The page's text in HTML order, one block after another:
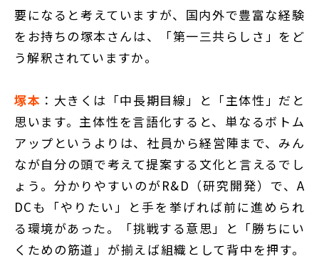
要になると考えていますが、国内外で豊富な経験
をお持ちの塚本さんは、「第一三共らしさ」をど
う解釈されていますか。
塚本 ：大きくは「中長期目線」と「主体性」だと
思います。主体性を言語化すると、単なるボトム
アップというよりは、社員から経営陣まで、みん
なが自分の頭で考えて提案する文化と言えるでし
ょう。分かりやすいのがR&D（研究開発）で、A
DCも「やりたい」と手を挙げれば前に進められ
る環境があった。「挑戦する意思」と「勝ちにい
くための筋道」が揃えば組織として背中を押す。